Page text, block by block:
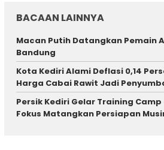
BACAAN LAINNYA
Macan Putih Datangkan Pemain
Bandung
Kota Kediri Alami Deflasi 0,14
Harga Cabai Rawit Jadi
Persik Kediri Gelar Training Camp
Fokus Matangkan Persiapan